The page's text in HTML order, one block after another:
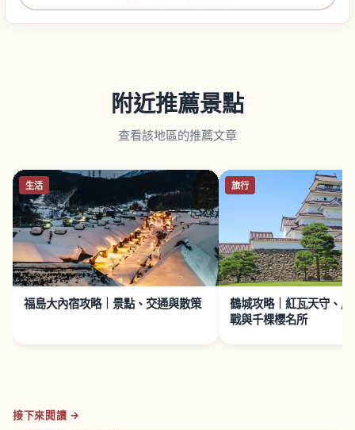
附近推薦景點
查看該地區的推薦文章
生活
福島大內宿攻略｜景點、交通與散策
旅行
鶴城攻略｜紅瓦天守、戊
戰與千棵櫻名所
接下來閱讀 →